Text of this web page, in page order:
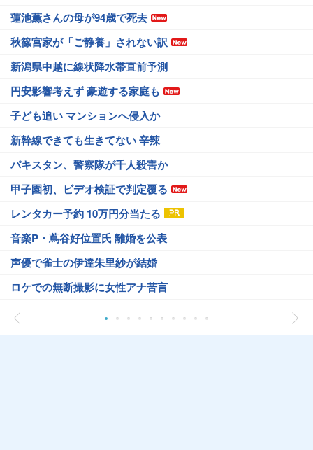
蓮池薫さんの母が94歳で死去
秋篠宮家が「ご静養」されない訳
新潟県中越に線状降水帯直前予測
円安影響考えず 豪遊する家庭も
子ども追い マンションへ侵入か
新幹線できても生きてない 辛辣
パキスタン、警察隊が千人殺害か
甲子園初、ビデオ検証で判定覆る
レンタカー予約 10万円分当たる
音楽P・蔦谷好位置氏 離婚を公表
声優で雀士の伊達朱里紗が結婚
ロケでの無断撮影に女性アナ苦言